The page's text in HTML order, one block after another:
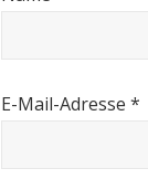
E-Mail-Adresse *